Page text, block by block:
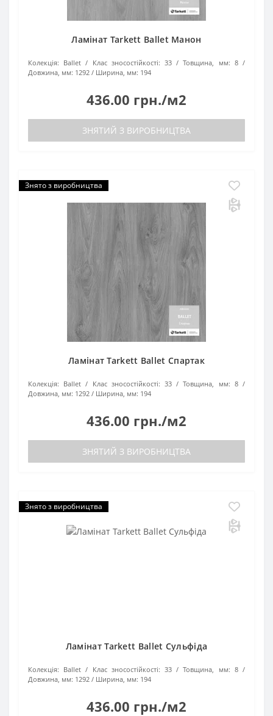
Ламінат Tarkett Ballet Манон
Колекція: Ballet Клас зносостійкості: 33 Товщина, мм: 8
Довжина, мм: 1292 Ширина, мм: 194
436.00 грн./м2
ЗНЯТИЙ З ВИРОБНИЦТВА
Знято з виробництва
Ламінат Tarkett Ballet Спартак
Колекція: Ballet Клас зносостійкості: 33 Товщина, мм: 8
Довжина, мм: 1292 Ширина, мм: 194
436.00 грн./м2
ЗНЯТИЙ З ВИРОБНИЦТВА
Знято з виробництва
Ламінат Tarkett Ballet Сульфіда
Колекція: Ballet Клас зносостійкості: 33 Товщина, мм: 8
Довжина, мм: 1292 Ширина, мм: 194
436.00 грн./м2